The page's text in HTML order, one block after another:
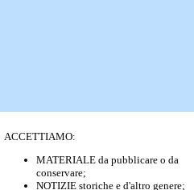
ACCETTIAMO:
MATERIALE da pubblicare o da
conservare;
NOTIZIE storiche e d'altro genere;